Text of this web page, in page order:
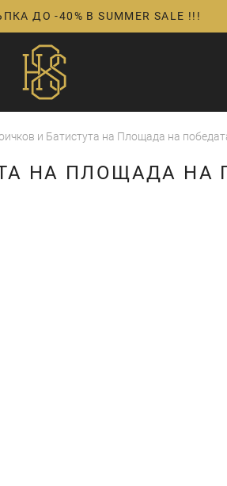
ДО -40% В SUMMER SALE !!!
и Батистута на Площада на
НА ПЛОЩАДА НА